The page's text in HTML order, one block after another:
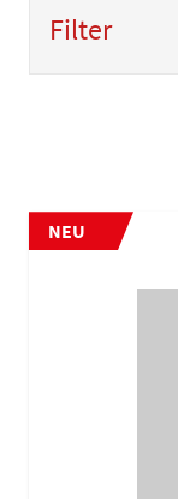
Filter
NEU